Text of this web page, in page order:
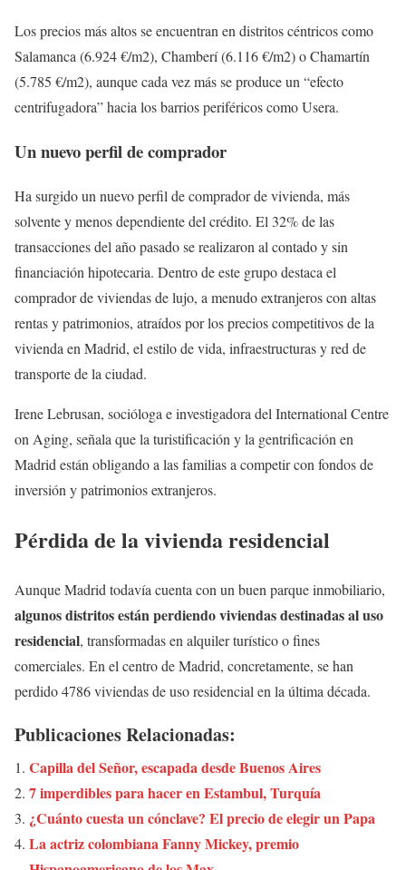
Los precios más altos se encuentran en distritos céntricos como
Salamanca (6.924 €/m2), Chamberí (6.116 €/m2) o Chamartín
(5.785 €/m2), aunque cada vez más se produce un “efecto
centrifugadora” hacia los barrios periféricos como Usera.
Un nuevo perfil de comprador
Ha surgido un nuevo perfil de comprador de vivienda, más
solvente y menos dependiente del crédito. El 32% de las
transacciones del año pasado se realizaron al contado y sin
financiación hipotecaria. Dentro de este grupo destaca el
comprador de viviendas de lujo, a menudo extranjeros con altas
rentas y patrimonios, atraídos por los precios competitivos de la
vivienda en Madrid, el estilo de vida, infraestructuras y red de
transporte de la ciudad.
Irene Lebrusan, socióloga e investigadora del International Centre
on Aging, señala que la turistificación y la gentrificación en
Madrid están obligando a las familias a competir con fondos de
inversión y patrimonios extranjeros.
Pérdida de la vivienda residencial
Aunque Madrid todavía cuenta con un buen parque inmobiliario,
algunos distritos están perdiendo viviendas destinadas al uso
residencial, transformadas en alquiler turístico o fines
comerciales. En el centro de Madrid, concretamente, se han
perdido 4786 viviendas de uso residencial en la última década.
Publicaciones Relacionadas:
Capilla del Señor, escapada desde Buenos Aires
7 imperdibles para hacer en Estambul, Turquía
¿Cuánto cuesta un cónclave? El precio de elegir un Papa
La actriz colombiana Fanny Mickey, premio